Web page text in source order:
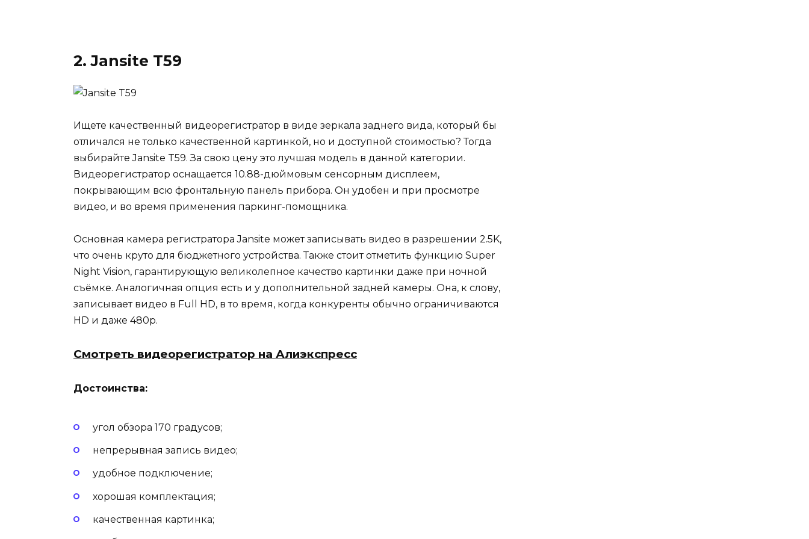
2. Jansite T59
Ищете качественный видеорегистратор в виде зеркала заднего вида, который бы
отличался не только качественной картинкой, но и доступной стоимостью? Тогда
выбирайте Jansite T59. За свою цену это лучшая модель в данной категории.
Видеорегистратор оснащается 10.88-дюймовым сенсорным дисплеем,
покрывающим всю фронтальную панель прибора. Он удобен и при просмотре
видео, и во время применения паркинг-помощника.
Основная камера регистратора Jansite может записывать видео в разрешении 2.5K,
что очень круто для бюджетного устройства. Также стоит отметить функцию Super
Night Vision, гарантирующую великолепное качество картинки даже при ночной
съёмке. Аналогичная опция есть и у дополнительной задней камеры. Она, к слову,
записывает видео в Full HD, в то время, когда конкуренты обычно ограничиваются
HD и даже 480p.
Смотреть видеорегистратор на Алиэкспресс
Достоинства:
угол обзора 170 градусов;
непрерывная запись видео;
удобное подключение;
хорошая комплектация;
качественная картинка;